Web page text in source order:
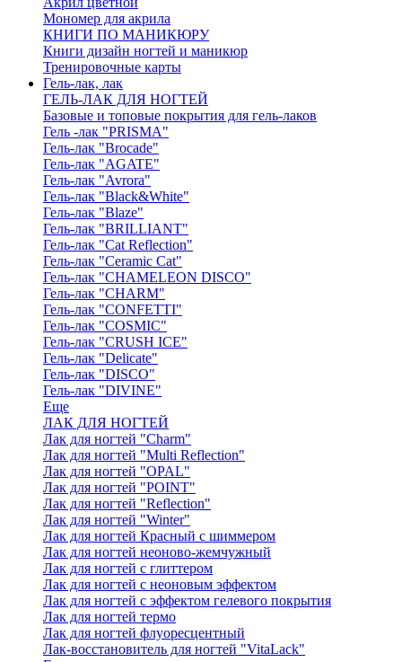
Мономер для акрила
КНИГИ ПО МАНИКЮРУ
Книги дизайн ногтей и маникюр
Тренировочные карты
Гель-лак, лак
ГЕЛЬ-ЛАК ДЛЯ НОГТЕЙ
Базовые и топовые покрытия для гель-лаков
Гель -лак "PRISMA"
Гель-лак "Brocade"
Гель-лак "AGATE"
Гель-лак "Avrora"
Гель-лак "Black&White"
Гель-лак "Blaze"
Гель-лак "BRILLIANT"
Гель-лак "Cat Reflection"
Гель-лак "Ceramic Cat"
Гель-лак "CHAMELEON DISCO"
Гель-лак "CHARM"
Гель-лак "CONFETTI"
Гель-лак "COSMIC"
Гель-лак "CRUSH ICE"
Гель-лак "Delicate"
Гель-лак "DISCO"
Гель-лак "DIVINE"
Еще
ЛАК ДЛЯ НОГТЕЙ
Лак для ногтей "Charm"
Лак для ногтей "Multi Reflection"
Лак для ногтей "OPAL"
Лак для ногтей "POINT"
Лак для ногтей "Reflection"
Лак для ногтей "Winter"
Лак для ногтей Красный с шиммером
Лак для ногтей неоново-жемчужный
Лак для ногтей с глиттером
Лак для ногтей с неоновым эффектом
Лак для ногтей с эффектом гелевого покрытия
Лак для ногтей термо
Лак для ногтей флуоресцентный
Лак-восстановитель для ногтей "VitaLack"